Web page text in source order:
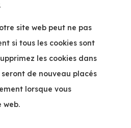
site web peut ne pas
si tous les cookies sont
les cookies dans
de nouveau placés
lorsque vous
web.